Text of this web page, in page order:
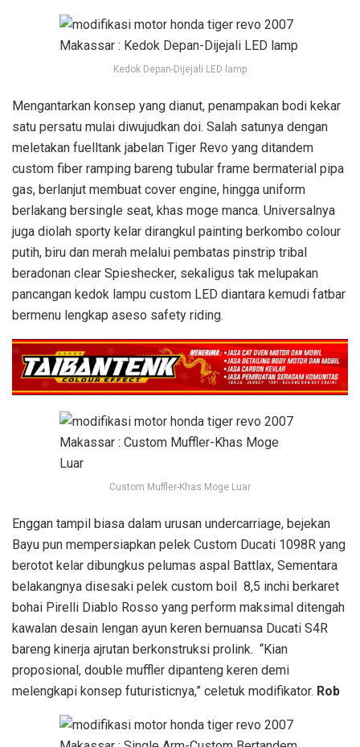
Kedok Depan-Dijejali LED lamp
Mengantarkan konsep yang dianut, penampakan bodi kekar
satu persatu mulai diwujudkan doi. Salah satunya dengan
meletakan fuelltank jabelan Tiger Revo yang ditandem
custom fiber ramping bareng tubular frame bermaterial pipa
gas, berlanjut membuat cover engine, hingga uniform
berlakang bersingle seat, khas moge manca. Universalnya
juga diolah sporty kelar dirangkul painting berkombo colour
putih, biru dan merah melalui pembatas pinstrip tribal
beradonan clear Spieshecker, sekaligus tak melupakan
pancangan kedok lampu custom LED diantara kemudi fatbar
bermenu lengkap aseso safety riding.
Custom Muffler-Khas Moge Luar
Enggan tampil biasa dalam urusan undercarriage, bejekan
Bayu pun mempersiapkan pelek Custom Ducati 1098R yang
berotot kelar dibungkus pelumas aspal Battlax, Sementara
belakangnya disesaki pelek custom boil 8,5 inchi berkaret
bohai Pirelli Diablo Rosso yang perform maksimal ditengah
kawalan desain lengan ayun keren bernuansa Ducati S4R
bareng kinerja ajrutan berkonstruksi prolink. “Kian
proposional, double muffler dipanteng keren demi
melengkapi konsep futuristicnya,” celetuk modifikator. Rob